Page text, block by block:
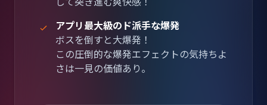
アプリ最大級のド派手な爆発
ボスを倒すと大爆発！
この圧倒的な爆発エフェクトの気持ちよ
さは一見の価値あり。